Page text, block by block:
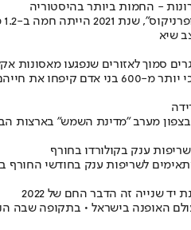
- החמות ביותר בהיסטוריה
שיא
סמוך לאזורים שנפגעו מאסונות
החשש הגדול: 2022 תהיה גרועה בהרבה
מערב "מדינת השמש" בארצות
ענק בקולורדו בחורף
לשריפות ענק בחודשי
שנייה זה הדבר החם של 2022
האופנה בישראל • בתקופה שבה